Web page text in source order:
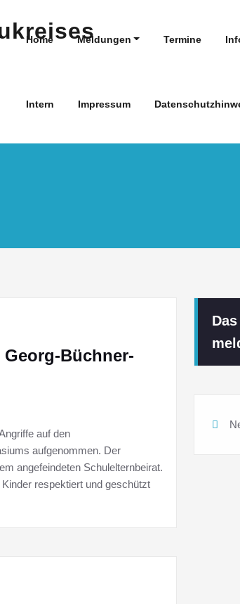
Home Meldungen Termine
Intern Impressum
Büchner-
auf den
aufgenommen. Der
angefeindeten Schulelternbeirat.
respektiert und geschützt